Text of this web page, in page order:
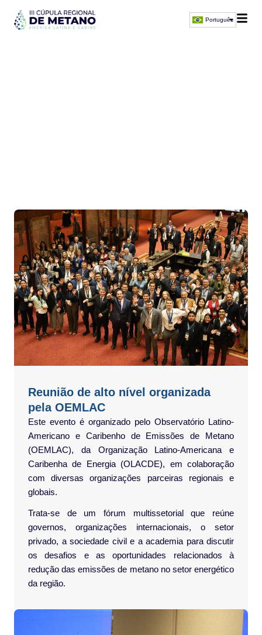
Português
Reunião de alto nível organizada
pela OEMLAC
Este evento é organizado pelo Observatório Latino-
Americano e Caribenho de Emissões de Metano
(OEMLAC), da Organização Latino-Americana e
Caribenha de Energia (OLACDE), em colaboração
com diversas organizações parceiras regionais e
globais.
Trata-se de um fórum multissetorial que reúne
governos, organizações internacionais, o setor
privado, a sociedade civil e a academia para discutir
os desafios e as oportunidades relacionados à
redução das emissões de metano no setor energético
da região.